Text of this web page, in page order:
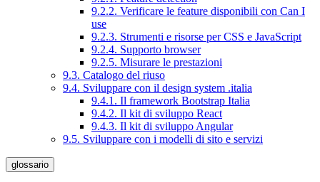
9.2.2. Verificare le feature disponibili con Can I
use
9.2.3. Strumenti e risorse per CSS e JavaScript
9.2.4. Supporto browser
9.2.5. Misurare le prestazioni
9.3. Catalogo del riuso
9.4. Sviluppare con il design system .italia
9.4.1. Il framework Bootstrap Italia
9.4.2. Il kit di sviluppo React
9.4.3. Il kit di sviluppo Angular
9.5. Sviluppare con i modelli di sito e servizi
glossario